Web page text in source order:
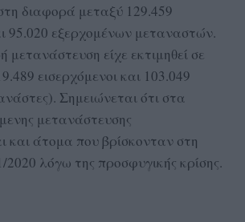
διαφορά μεταξύ 129.459
95.020 εξερχομένων μεταναστών.
είχε εκτιμηθεί σε
εισερχόμενοι και 103.049
Σημειώνεται ότι στα
μετανάστευσης
και άτομα που βρίσκονταν στη
λόγω της προσφυγικής κρίσης.